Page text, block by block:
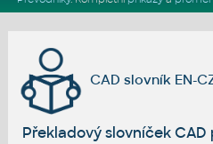
CAD slovník EN-
Překladový slovníček CAD